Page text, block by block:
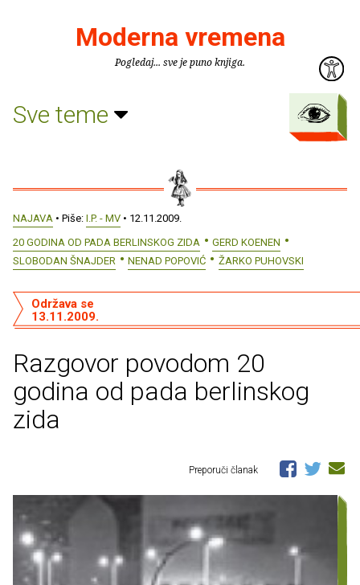
Moderna vremena
Pogledaj... sve je puno knjiga.
Sve teme
NAJAVA • Piše: I.P. - MV • 12.11.2009.
20 GODINA OD PADA BERLINSKOG ZIDA
GERD KOENEN
SLOBODAN ŠNAJDER
NENAD POPOVIĆ ŽARKO PUHOVSKI
Razgovor povodom 20
godina od pada berlinskog
zida
Održava se
13.11.2009.
Preporuči članak